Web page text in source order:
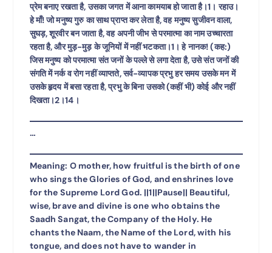
प्रेम बनाए रखता है, उसका जगत में आना कामयाब हो जाता है।1। रहाउ।
हे माँ! जो मनुष्य गुरु का साथ प्राप्त कर लेता है, वह मनुष्य सुजीवन वाला,
सुघड़, शूरवीर बन जाता है, वह अपनी जीभ से परमात्मा का नाम उच्चारता
रहता है, और मुड़-मुड़ के जूनियों में नहीं भटकता।1। हे नानक! (कह:)
जिस मनुष्य को परमात्मा संत जनों के पल्ले से लगा देता है, उसे संत जनों की
संगति में नर्क व रोग नहीं व्याप्तते, सर्व-व्यापक प्रभु हर समय उसके मन में
उसके हृदय में बसा रहता है, प्रभु के बिना उसको (कहीं भी) कोई और नहीं
दिखता।2।14।
…
Meaning: O mother, how fruitful is the birth of one
who sings the Glories of God, and enshrines love
for the Supreme Lord God. ||1||Pause|| Beautiful,
wise, brave and divine is one who obtains the
Saadh Sangat, the Company of the Holy. He
chants the Naam, the Name of the Lord, with his
tongue, and does not have to wander in